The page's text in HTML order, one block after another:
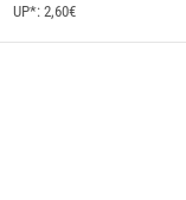
UP*: 2,60€